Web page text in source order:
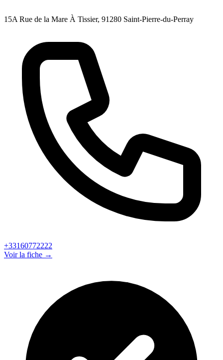
15A Rue de la Mare À Tissier, 91280 Saint-Pierre-du-Perray
+33160772222
Voir la fiche →